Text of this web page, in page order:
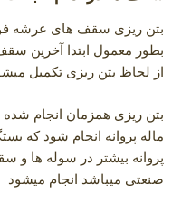
بتن ریزی سقف های عرشه
بطور معمول ابتدا آخرین
از لحاظ بتن ریزی تکمیل
بتن ریزی همزمان انجام
ماله پروانه انجام شود که
پروانه بیشتر در سوله ها
صنعتی میباشد انجام میشود